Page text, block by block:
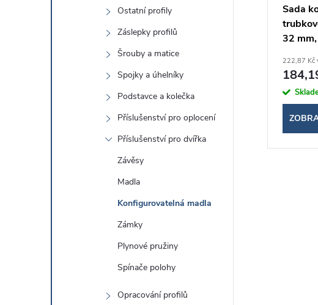
Ostatní profily
Záslepky profilů
Šrouby a matice
Spojky a úhelníky
Podstavce a kolečka
Příslušenství pro oplocení
Příslušenství pro dvířka
Závěsy
Madla
Konfigurovatelná madla
Zámky
Plynové pružiny
Spínače polohy
Opracování profilů
t
Sada
32
222,87 Kč